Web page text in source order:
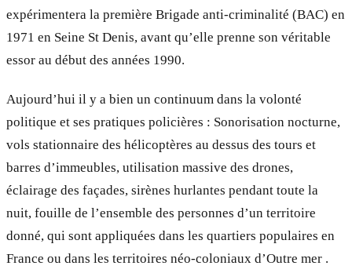
expérimentera la première Brigade anti-criminalité (BAC) en
1971 en Seine St Denis, avant qu’elle prenne son véritable
essor au début des années 1990.
Aujourd’hui il y a bien un continuum dans la volonté
politique et ses pratiques policières : Sonorisation nocturne,
vols stationnaire des hélicoptères au dessus des tours et
barres d’immeubles, utilisation massive des drones,
éclairage des façades, sirènes hurlantes pendant toute la
nuit, fouille de l’ensemble des personnes d’un territoire
donné, qui sont appliquées dans les quartiers populaires en
France ou dans les territoires néo-coloniaux d’Outre mer .